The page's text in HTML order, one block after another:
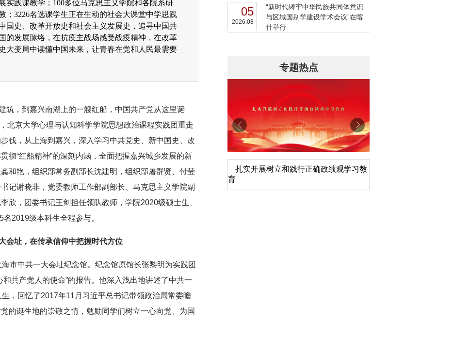
实践课教学；100多位马克思主义学院和各院系研
；3226名选课学生正在生动的社会大课堂中学思践
国史、改革开放史和社会主义发展史，追寻中国共
的发展脉络，在抗疫主战场感受战疫精神，在改革
大变局中读懂中国未来，让青春在党和人民最需要
筑，到嘉兴南湖上的一艘红船，中国共产党从这里诞
北京大学心理与认知科学学院思想政治课程实践团重走
伐，从上海到嘉兴，深入学习中共党史、新中国史、改
彻“红船精神”的深刻内涵，全面把握嘉兴城乡发展的新
和艳，组织部常务副部长沈建明，组织部屠群贤、付莹
记谢晓非，党委教师工作部副部长、马克思主义学院副
欣，团委书记王剑担任领队教师，学院2020级硕士生、
2019级本科生全程参与。
会址，在传承信仰中把握时代方位
市中共一大会址纪念馆。纪念馆原馆长张黎明为实践团
和共产党人的使命”的报告。他深入浅出地讲述了中共一
，回忆了2017年11月习近平总书记带领政治局常委瞻
的诞生地的崇敬之情，勉励同学们树立一心向党、为国
05
2026.08
“新时代铸牢中华民族共同体意识
与区域国别学建设学术会议”在喀
什举行
专题热点
深切缅怀李政道先生
扎实开展树立和践行正确政绩观学习教
育